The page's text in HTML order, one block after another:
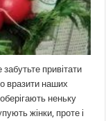
привітати
вразити наших
неньку
жінки, проте і